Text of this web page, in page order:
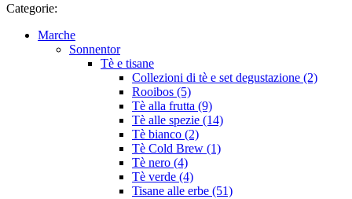
Categorie:
Marche
Sonnentor
Tè e tisane
Collezioni di tè e set degustazione (2)
Rooibos (5)
Tè alla frutta (9)
Tè alle spezie (14)
Tè bianco (2)
Tè Cold Brew (1)
Tè nero (4)
Tè verde (4)
Tisane alle erbe (51)